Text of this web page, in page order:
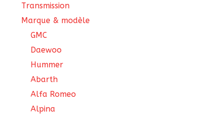
Transmission
Marque & modèle
GMC
Daewoo
Hummer
Abarth
Alfa Romeo
Alpina